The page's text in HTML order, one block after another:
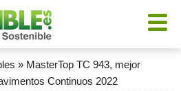
» MasterTop TC 943, mejor
Continuos 2022